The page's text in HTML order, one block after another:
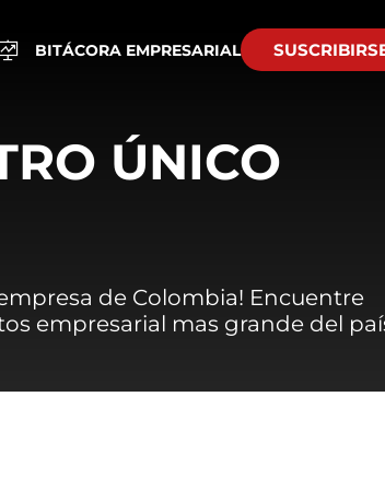
BITÁCORA EMPRESARIAL
ÚNICO
de Colombia! Encuentre
empresarial mas grande del